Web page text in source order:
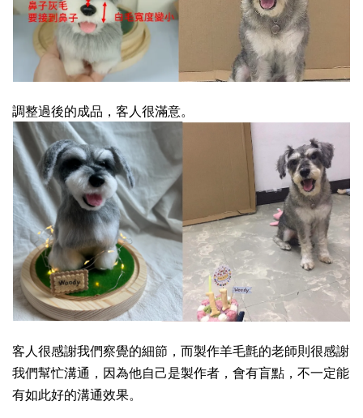
調整過後的成品，客人很滿意。
客人很感謝我們察覺的細節，而製作羊毛氈的老師則很感謝
我們幫忙溝通，因為他自己是製作者，會有盲點，不一定能
有如此好的溝通效果。